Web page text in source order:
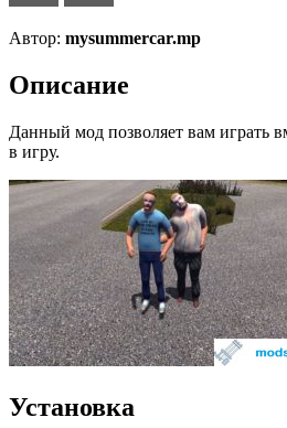
Автор: mysummercar.mp
Описание
Данный мод позволяет вам играть
в игру.
Установка